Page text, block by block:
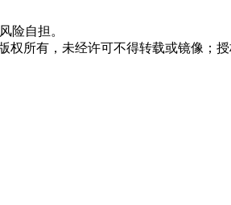
险自担。
所有，未经许可不得转载或镜像；授